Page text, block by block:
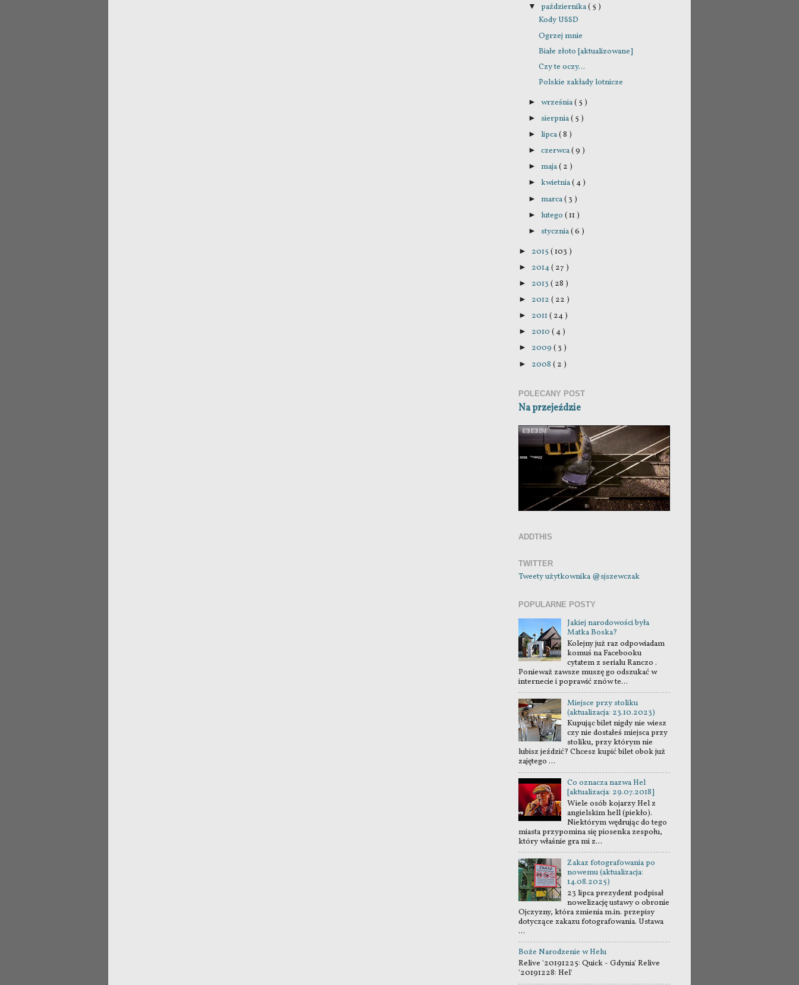
▼października( 5 )
Kody USSD
Ogrzej mnie
Białe złoto [aktualizowane]
Czy te oczy...
Polskie zakłady lotnicze
►września( 5 )
► sierpnia( 5 )
►lipca( 8 )
►czerwca( 9 )
►maja( 2 )
►kwietnia( 4 )
►marca( 3 )
►lutego( 11 )
► stycznia( 6 )
► 2015 ( 103 )
► 2014( 27 )
► 2013 ( 28 )
► 2012 ( 22 )
► 2011 ( 24 )
► 2010 ( 4 )
► 2009 ( 3 )
► 2008 ( 2 )
POLECANY POST
Na przejeździe
ADDTHIS
TWITTER
Tweety użytkownika @sjszewczak
POPULARNE POSTY
Jakiej narodowości była
Matka Boska?
Kolejny już raz odpowiadam
komuś na Facebooku
cytatem z serialu Ranczo .
Ponieważ zawsze muszę go odszukać w
internecie i poprawić znów te...
Miejsce przy stoliku
(aktualizacja: 23.10.2023)
Kupując bilet nigdy nie wiesz
czy nie dostałeś miejsca przy
stoliku, przy którym nie
lubisz jeździć? Chcesz kupić bilet obok już
zajętego ...
Co oznacza nazwa Hel
[aktualizacja: 29.07.2018]
Wiele osób kojarzy Hel z
angielskim hell (piekło).
Niektórym wędrując do tego
miasta przypomina się piosenka zespołu,
który właśnie gra mi z...
Zakaz fotografowania po
nowemu (aktualizacja:
14.08.2025)
23 lipca prezydent podpisał
nowelizację ustawy o obronie
Ojczyzny, która zmienia m.in. przepisy
dotyczące zakazu fotografowania. Ustawa
...
Boże Narodzenie w Helu
Relive '20191225: Quick - Gdynia' Relive
'20191228: Hel'